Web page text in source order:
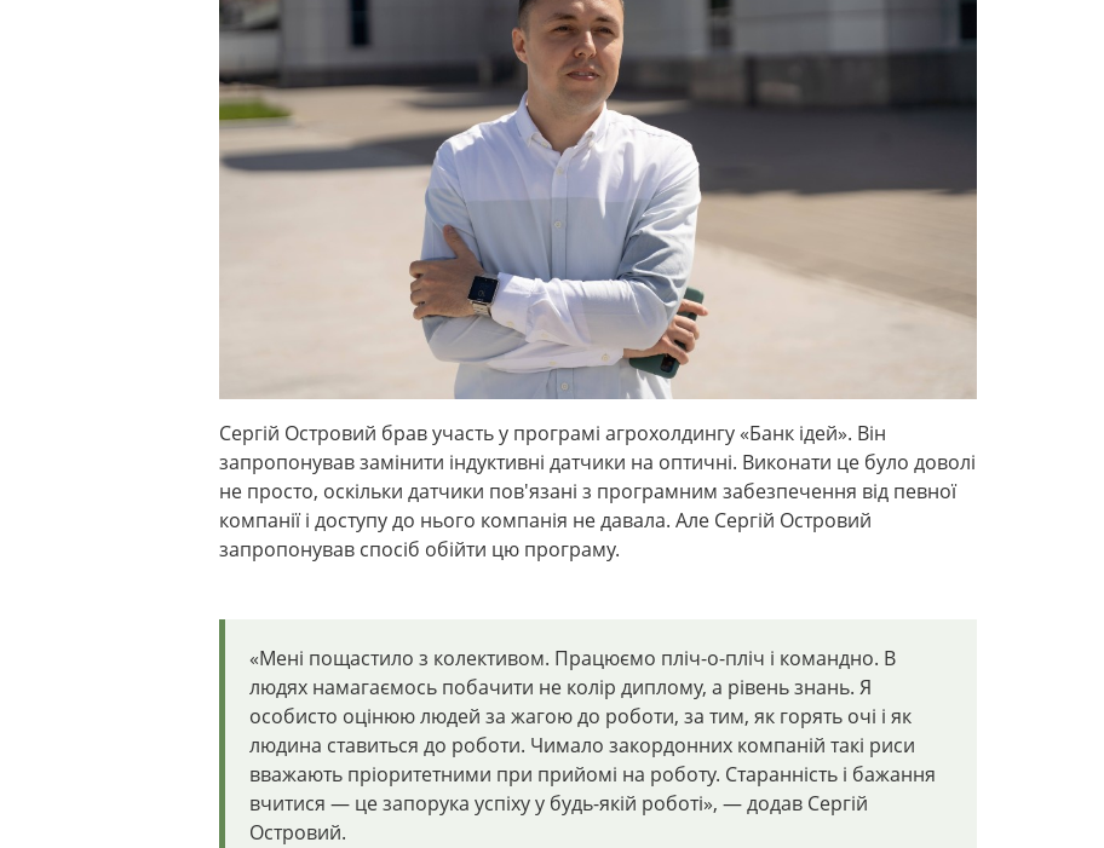
Сергій Островий брав участь у програмі агрохолдингу «Банк ідей». Він
запропонував замінити індуктивні датчики на оптичні. Виконати це було доволі
не просто, оскільки датчики пов'язані з програмним забезпечення від певної
компанії і доступу до нього компанія не давала. Але Сергій Островий
запропонував спосіб обійти цю програму.
«Мені пощастило з колективом. Працюємо пліч-о-пліч і командно. В
людях намагаємось побачити не колір диплому, а рівень знань. Я
особисто оцінюю людей за жагою до роботи, за тим, як горять очі і як
людина ставиться до роботи. Чимало закордонних компаній такі риси
вважають пріоритетними при прийомі на роботу. Старанність і бажання
вчитися — це запорука успіху у будь-якій роботі», — додав Сергій
Островий.